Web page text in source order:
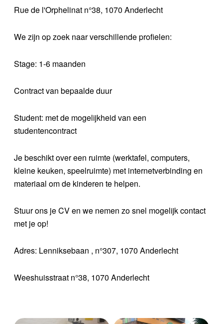
Rue de l'Orphelinat n°38, 1070 Anderlecht
We zijn op zoek naar verschillende profielen:
Stage: 1-6 maanden
Contract van bepaalde duur
Student: met de mogelijkheid van een
studentencontract
Je beschikt over een ruimte (werktafel, computers,
kleine keuken, speelruimte) met internetverbinding en
materiaal om de kinderen te helpen.
Stuur ons je CV en we nemen zo snel mogelijk contact
met je op!
Adres: Lenniksebaan , n°307, 1070 Anderlecht
Weeshuisstraat n°38, 1070 Anderlecht